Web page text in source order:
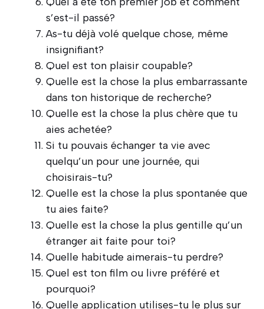
s’est-il passé?
As-tu déjà volé quelque chose, même
insignifiant?
Quel est ton plaisir coupable?
Quelle est la chose la plus embarrassante
dans ton historique de recherche?
Quelle est la chose la plus chère que tu
aies achetée?
Si tu pouvais échanger ta vie avec
quelqu’un pour une journée, qui
choisirais-tu?
Quelle est la chose la plus spontanée que
tu aies faite?
Quelle est la chose la plus gentille qu’un
étranger ait faite pour toi?
Quelle habitude aimerais-tu perdre?
Quel est ton film ou livre préféré et
pourquoi?
Quelle application utilises-tu le plus sur